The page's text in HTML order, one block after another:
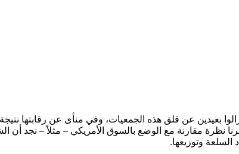
بعيدين عن قلق هذه الجمعيات، وفي منأى عن رقابتها
نظرة مقارنة مع الوضع بالسوق الأمريكي – مثلاً – نجد
وتوزيعها.